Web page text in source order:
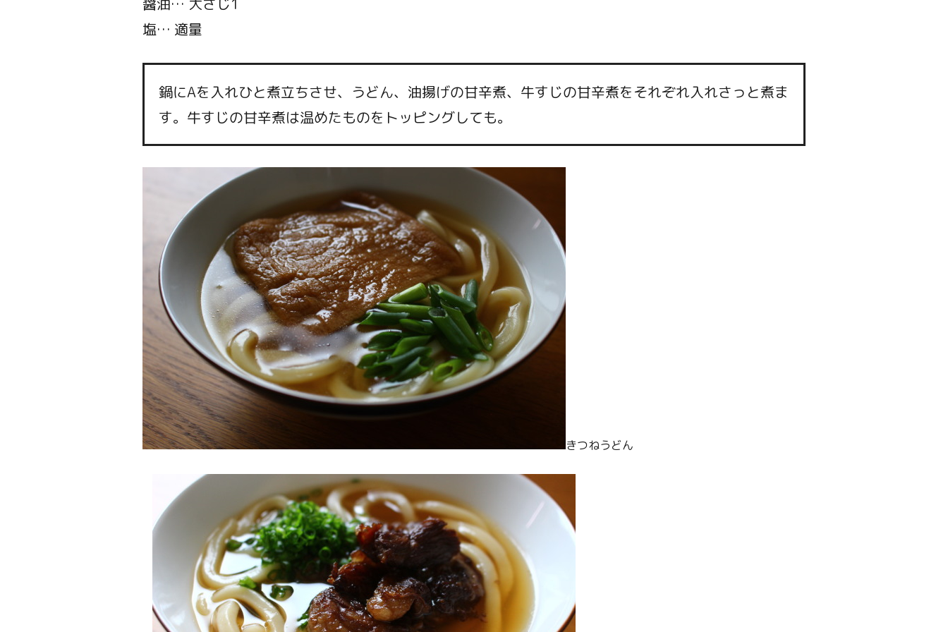
塩… 適量
鍋にAを入れひと煮立ちさせ、うどん、油揚げの甘辛煮、牛すじの甘辛煮をそれぞれ入れさっと煮ま
す。牛すじの甘辛煮は温めたものをトッピングしても。
きつねうどん